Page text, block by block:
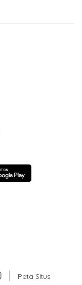
Peta Situs